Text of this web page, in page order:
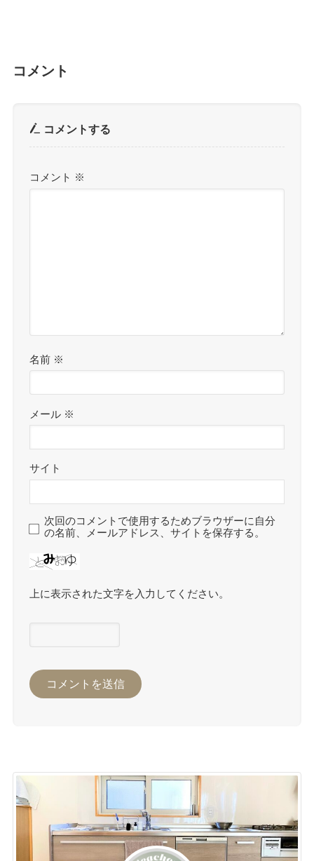
コメント
コメントする
コメント ※
名前 ※
メール ※
サイト
次回のコメントで使用するためブラウザーに自分
の名前、メールアドレス、サイトを保存する。
上に表示された文字を入力してください。